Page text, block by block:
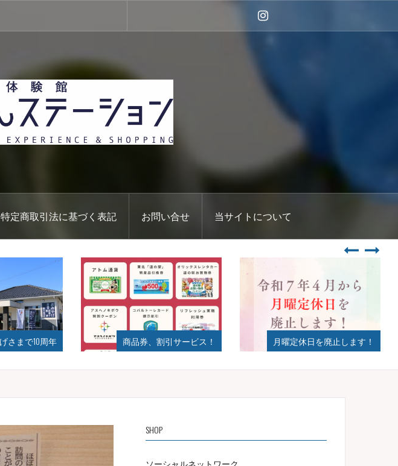
特定商取引法に基づく表記 お問い合せ 当サイトについて
商品券、割引サービス！ 月曜定休日を廃止します！ 2024年夏ギフト始ま
SHOP
ソーシャルネットワーク